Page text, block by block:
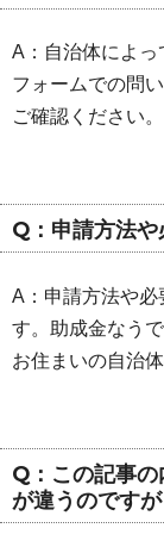
A：自治体によ
フォームでの問
ご確認ください。
Q：申請方法や
A：申請方法や必
す。助成金なう
お住まいの自治
Q：この記事
が違うのですが